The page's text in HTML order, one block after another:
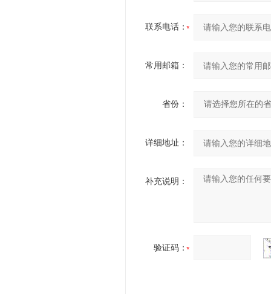
联系电话：
常用邮箱：
省份：
详细地址：
补充说明：
验证码：